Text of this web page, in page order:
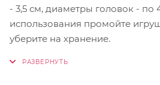
- 3,5 см, диаметры головок - по
использования промойте
уберите на хранение.